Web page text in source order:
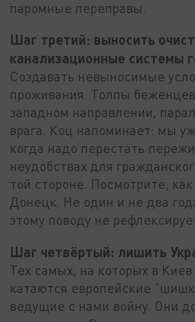
паромные переправы.
Шаг третий: выносить
канализационные системы
Создавать невыносимые
проживания. Толпы
западном направлении,
врага. Коц напоминает: мы
когда надо перестать
неудобствах для
той стороне. Посмотрите,
Донецк. Не один и не два
этому поводу не
Шаг четвёртый: лишить
Тех самых, на которых в
катаются европейские
ведущие с нами войну. Они